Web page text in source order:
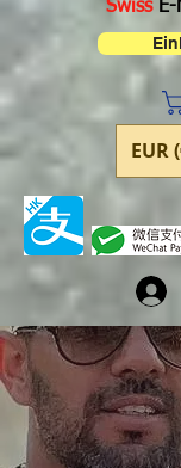
Swiss
EUR